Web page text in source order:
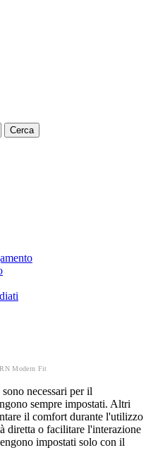
Cerca
Modern Fit
necessari per il
sempre impostati. Altri
il comfort durante l'utilizzo
diretta o facilitare l'interazione
impostati solo con il